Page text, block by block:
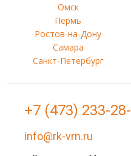
Омск
Пермь
Ростов-на-Дону
Самара
Санкт-Петербург
+7 (473) 233-
info@rk-vrn.ru